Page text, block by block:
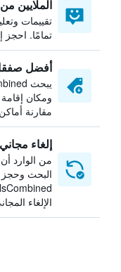
الملايين
تقييمات
تمامًا. احجز
أفضل
ومكان
مقارنة أماكن
إلغاء مجاني
من الوارد
البحث وحجز
الإلغاء